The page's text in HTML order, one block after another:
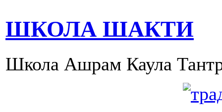
ШКОЛА ШАКТИ
Школа Ашрам Каула